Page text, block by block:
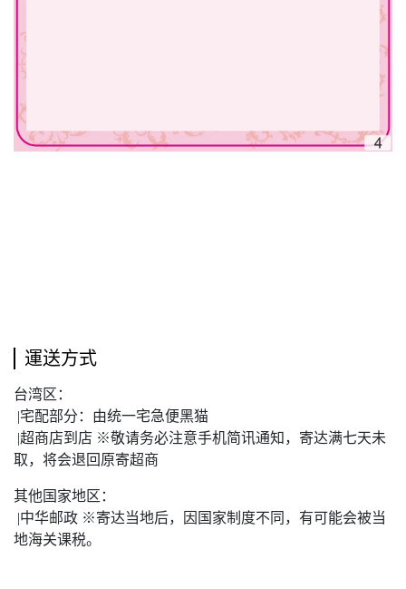
運送方式
台湾区：
|宅配部分：由统一宅急便黑猫
|超商店到店 ※敬请务必注意手机简讯通知，寄达满七天未
取，将会退回原寄超商
其他国家地区：
|中华邮政 ※寄达当地后，因国家制度不同，有可能会被当
地海关课税。